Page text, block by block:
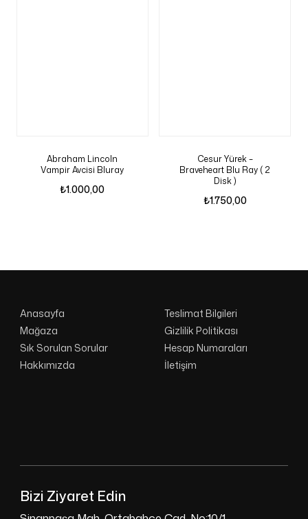
Abraham Lincoln
Vampir Avcisi Bluray
₺1.000,00
Cesur Yürek –
Braveheart Blu Ray ( 2
Disk )
₺1.750,00
Bizi Ziyaret Edin
Anasayfa
Mağaza
Sık Sorulan Sorular
Hakkımızda
Teslimat Bilgileri
Gizlilik Politikası
Hesap Numaraları
İletişim